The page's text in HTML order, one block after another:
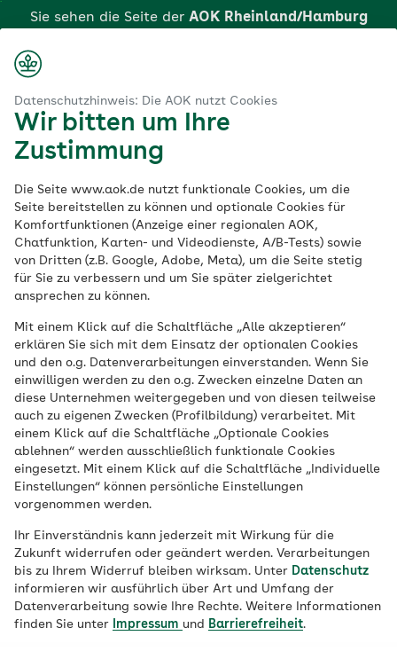
Datenschutzhinweis: Die AOK nutzt Cookies
Wir bitten um Ihre
Zustimmung
Die Seite www.aok.de nutzt funktionale Cookies, um die
Seite bereitstellen zu können und optionale Cookies für
Komfortfunktionen (Anzeige einer regionalen AOK,
Chatfunktion, Karten- und Videodienste, A/B-Tests) sowie
von Dritten (z.B. Google, Adobe, Meta), um die Seite stetig
für Sie zu verbessern und um Sie später zielgerichtet
ansprechen zu können.
Mit einem Klick auf die Schaltfläche „Alle akzeptieren“
erklären Sie sich mit dem Einsatz der optionalen Cookies
und den o.g. Datenverarbeitungen einverstanden. Wenn Sie
einwilligen werden zu den o.g. Zwecken einzelne Daten an
diese Unternehmen weitergegeben und von diesen teilweise
auch zu eigenen Zwecken (Profilbildung) verarbeitet. Mit
einem Klick auf die Schaltfläche „Optionale Cookies
ablehnen“ werden ausschließlich funktionale Cookies
eingesetzt. Mit einem Klick auf die Schaltfläche „Individuelle
Einstellungen“ können persönliche Einstellungen
vorgenommen werden.
Ihr Einverständnis kann jederzeit mit Wirkung für die
Zukunft widerrufen oder geändert werden. Verarbeitungen
bis zu Ihrem Widerruf bleiben wirksam. Unter Datenschutz
informieren wir ausführlich über Art und Umfang der
Datenverarbeitung sowie Ihre Rechte. Weitere Informationen
finden Sie unter
Impressum und Barrierefreiheit.
Hauptinhalt
springen
Sie sehen die Seite der AOK Rheinland/Hamburg
Klicken Sie hier, wenn Sie zu einer anderen AOK
wechseln möchten.
Erste Hilfe am Baby und Kind: Seminare der AOK
Rheinland/Hamburg
Erste Hilfe am Baby
und Kind: Seminare
der AOK
Rheinland/Hamburg
Eine Leistung der AOK Rheinland/Hamburg
Beim Spielen können sich Kinder schnell
einmal verletzen. Damit Eltern, Verwandte,
Freunde und Betreuungspersonen gut
Rheinland/Hamburg praxisnahe Seminare
für die Erste Hilfe am Baby und Kind an.
Darin erfahren Sie nicht nur, was bei einer
Verletzung beim Spielen oder bei einer